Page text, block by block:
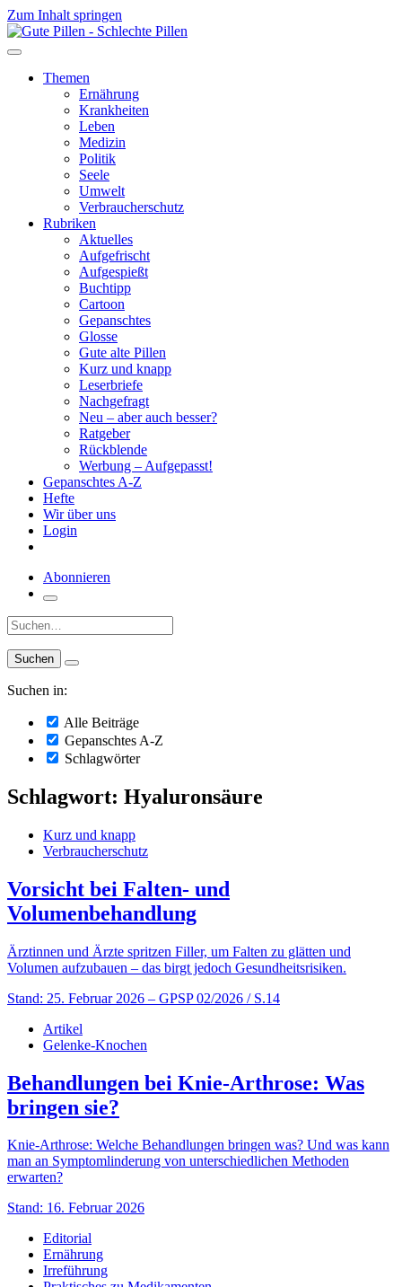
Zum Inhalt springen
Themen
Ernährung
Krankheiten
Leben
Medizin
Politik
Seele
Umwelt
Verbraucherschutz
Rubriken
Aktuelles
Aufgefrischt
Aufgespießt
Buchtipp
Cartoon
Gepanschtes
Glosse
Gute alte Pillen
Kurz und knapp
Leserbriefe
Nachgefragt
Neu – aber auch besser?
Ratgeber
Rückblende
Werbung – Aufgepasst!
Gepanschtes A-Z
Hefte
Wir über uns
Login
Abonnieren
Suche:
Suchen in:
Alle Beiträge
Gepanschtes A-Z
Schlagwörter
Schlagwort: Hyaluronsäure
Kurz und knapp
Verbraucherschutz
Vorsicht bei Falten- und
Volumenbehandlung
Ärztinnen und Ärzte spritzen Filler, um Falten zu glätten und
Volumen aufzubauen – das birgt jedoch Gesundheitsrisiken.
Stand: 25. Februar 2026 – GPSP 02/2026 / S.14
Artikel
Gelenke-Knochen
Behandlungen bei Knie-Arthrose: Was
bringen sie?
Knie-Arthrose: Welche Behandlungen bringen was? Und was kann
man an Symptomlinderung von unterschiedlichen Methoden
erwarten?
Stand: 16. Februar 2026
Editorial
Ernährung
Irreführung